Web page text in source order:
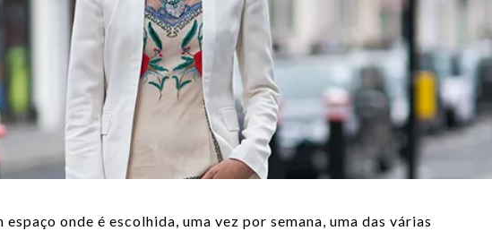
espaço onde é escolhida, uma vez por semana, uma das várias